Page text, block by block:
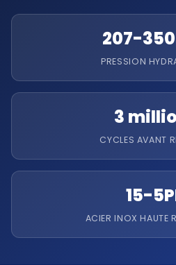
207-
PRESSION
3
CYCLES AVANT
15-
ACIER INOX HAUTE